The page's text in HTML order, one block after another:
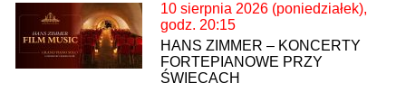
10 sierpnia 2026 (poniedziałek),
godz. 20:15
HANS ZIMMER – KONCERTY
FORTEPIANOWE PRZY
ŚWIECACH